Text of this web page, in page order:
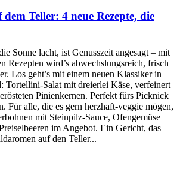
Teller: 4 neue Rezepte, die
Sonne lacht, ist Genusszeit angesagt – mit
Rezepten wird’s abwechslungsreich, frisch
Los geht’s mit einem neuen Klassiker in
Tortellini-Salat mit dreierlei Käse, verfeinert
Pinienkernen. Perfekt fürs Picknick
Für alle, die es gern herzhaft-veggie mögen,
mit Steinpilz-Sauce, Ofengemüse
im Angebot. Ein Gericht, das
auf den Teller...